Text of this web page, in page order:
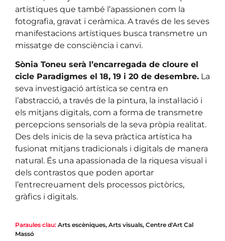
artístiques que també l’apassionen com la
fotografia, gravat i ceràmica. A través de les seves
manifestacions artístiques busca transmetre un
missatge de consciència i canvi.
Sònia Toneu serà l’encarregada de cloure el
cicle Paradigmes el 18, 19 i 20 de desembre. La
seva investigació artística se centra en
l’abstracció, a través de la pintura, la instal·lació i
els mitjans digitals, com a forma de transmetre
percepcions sensorials de la seva pròpia realitat.
Des dels inicis de la seva pràctica artística ha
fusionat mitjans tradicionals i digitals de manera
natural. És una apassionada de la riquesa visual i
dels contrastos que poden aportar
l’entrecreuament dels processos pictòrics,
gràfics i digitals.
Paraules clau: Arts escèniques, Arts visuals, Centre d'Art Cal
Massó